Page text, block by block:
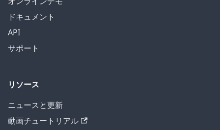
ドキュメント
API
サポート
リソース
ニュースと更新
動画チュートリアル